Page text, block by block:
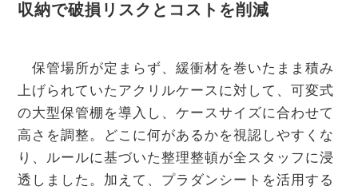
収納で破損リスクとコストを削減
保管場所が定まらず、緩衝材を巻いたまま積み
上げられていたアクリルケースに対して、可変式
の大型保管棚を導入し、ケースサイズに合わせて
高さを調整。どこに何があるかを視認しやすくな
り、ルールに基づいた整理整頓が全スタッフに浸
透しました。加えて、プラダンシートを活用する